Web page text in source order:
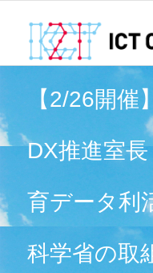
【2/26開催
DX推進室
育データ利
科学省の取